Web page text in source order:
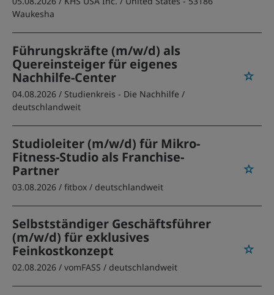
Waukesha
Führungskräfte (m/w/d) als
Quereinsteiger für eigenes
Nachhilfe-Center
04.08.2026 / Studienkreis - Die Nachhilfe /
deutschlandweit
Studioleiter (m/w/d) für Mikro-
Fitness-Studio als Franchise-
Partner
03.08.2026 / fitbox / deutschlandweit
Selbstständiger Geschäftsführer
(m/w/d) für exklusives
Feinkostkonzept
02.08.2026 / vomFASS / deutschlandweit